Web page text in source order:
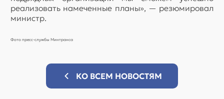
реализовать намеченные планы», — резюмировал
министр.
Фото пресс-службы Минтранса
КО ВСЕМ НОВОСТЯМ